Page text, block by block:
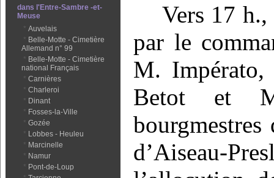
dans l'Entre-Sambre -et-
Meuse
* Auvelais
* Belle-Motte - Cimetière
Allemand n° 99
* Belle-Motte - Cimetière
national Français
* Carnières
* Charleroi
* Dinant
* Fosses-la-Ville
* Gozée
* Lobbes - Heuleu
* Marcinelle
* Namur
* Pont-de-Loup
Vers 17
par le
M.
Betot et
d’Aiseau-